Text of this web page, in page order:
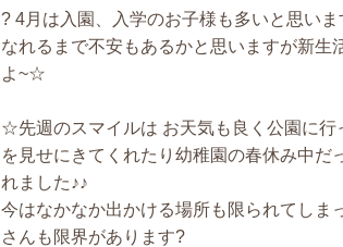
? 4月は入園、入学のお子様も多いと思い
なれるまで不安もあるかと思いますが新生
よ~☆
☆先週のスマイルは お天気も良く公園に
を見せにきてくれたり幼稚園の春休み中だ
れました♪♪
今はなかなか出かける場所も限られてしま
さんも限界があります?